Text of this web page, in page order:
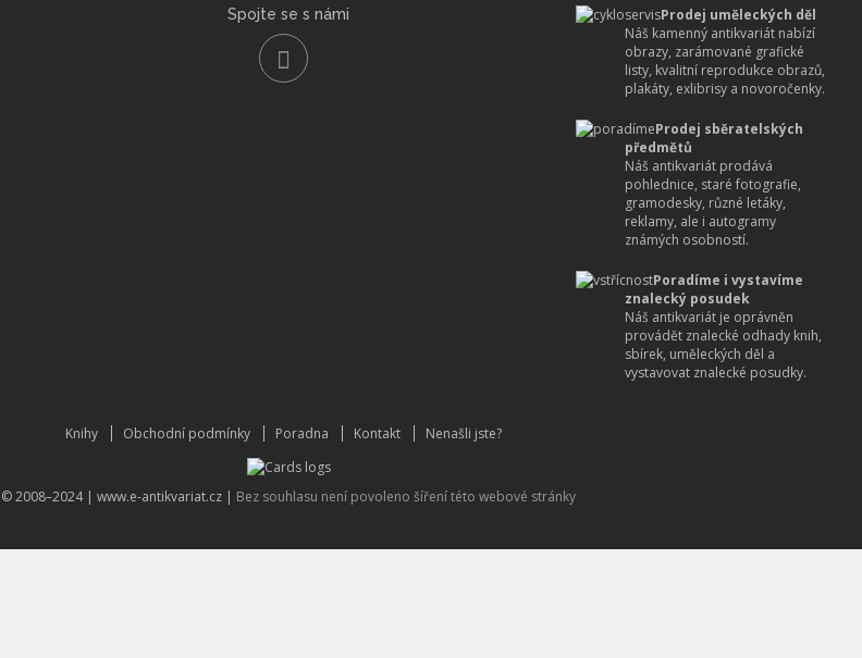
Prodej uměleckých děl
Náš kamenný antikvariát nabízí
obrazy, zarámované grafické
listy, kvalitní reprodukce obrazů,
plakáty, exlibrisy a novoročenky.
Prodej sběratelských
předmětů
Náš antikvariát prodává
pohlednice, staré fotografie,
gramodesky, různé letáky,
reklamy, ale i autogramy
známých osobností.
Poradíme i vystavíme
znalecký posudek
Náš antikvariát je oprávněn
provádět znalecké odhady knih,
sbírek, uměleckých děl a
vystavovat znalecké posudky.
Spojte se s námi
Knihy Obchodní podmínky Poradna Kontakt Nenašli jste?
© 2008–2024 | www.e-antikvariat.cz | Bez souhlasu není povoleno šíření této webové stránky